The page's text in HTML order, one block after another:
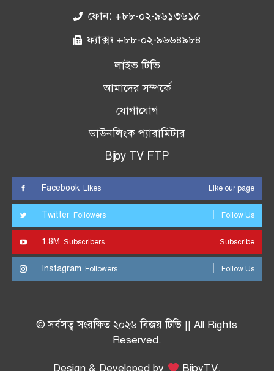
ফোন: +৮৮-০২-৯৬১৩৬১৫
ফ্যাক্সঃ +৮৮-০২-৯৬৬৪৯৮৪
লাইভ টিভি
আমাদের সম্পর্কে
যোগাযোগ
ডাউনলিংক প্যারামিটার
Bijoy TV FTP
Facebook Likes Like our page
Twitter Followers Follow Us
1.8M Subscribers Subscribe
Instagram Followers Follow Us
© সর্বসত্ব সংরক্ষিত ২০২৬ বিজয় টিভি || All Rights
Reserved.
Design & Developed by BijoyTV.